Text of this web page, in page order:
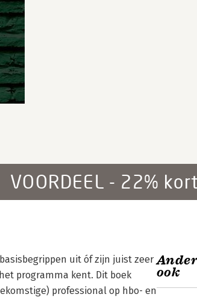
VOORDEEL - 22%
uit óf zijn juist zeer
programma kent. Dit boek
professional op hbo- en
ook